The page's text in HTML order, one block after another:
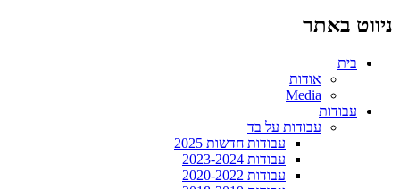
ניווט באתר
בית
אודות
Media
עבודות
עבודות על בד
עבודות חדשות 2025
עבודות 2023-2024
עבודות 2020-2022